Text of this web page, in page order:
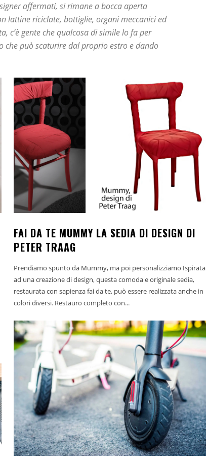
affermati, si rimane a bocca aperta
lattine riciclate, bottiglie, organi meccanici ed
c’è gente che qualcosa di simile lo fa per
che può scaturire dal proprio estro e dando
FAI DA TE MUMMY LA SEDIA DI DESIGN DI
PETER TRAAG
Prendiamo spunto da Mummy, ma poi personalizziamo Ispirata
ad una creazione di design, questa comoda e originale sedia,
restaurata con sapienza fai da te, può essere realizzata anche in
colori diversi. Restauro completo con...